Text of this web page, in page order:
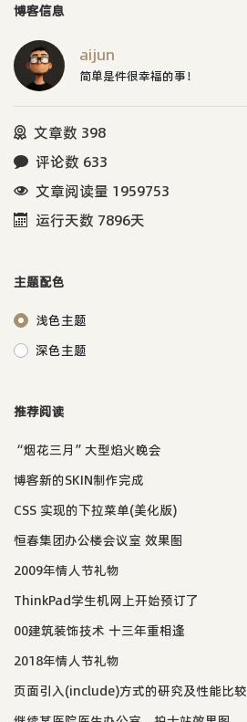
博客信息
aijun
简单是件很幸福的事！
文章数 398
评论数 633
文章阅读量 1959753
运行天数 7896天
主题配色
浅色主题
深色主题
推荐阅读
“烟花三月”大型焰火晚会
博客新的SKIN制作完成
CSS 实现的下拉菜单(美化版)
恒春集团办公楼会议室 效果图
2009年情人节礼物
ThinkPad学生机网上开始预订了
00建筑装饰技术 十三年重相逢
2018年情人节礼物
页面引入(include)方式的研究及性能比较